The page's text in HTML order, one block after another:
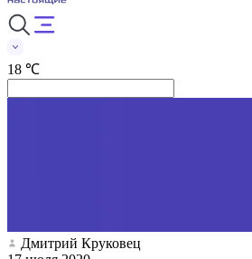
18 ℃
Дмитрий Круковец